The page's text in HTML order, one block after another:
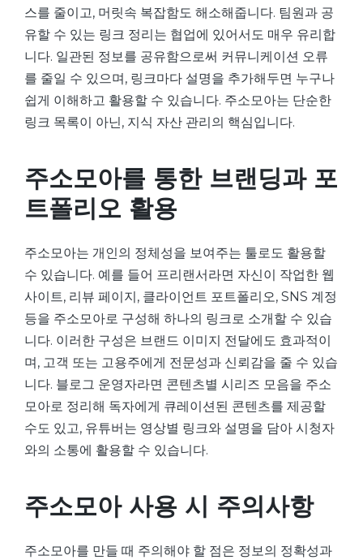
스를 줄이고, 머릿속 복잡함도 해소해줍니다. 팀원과 공
유할 수 있는 링크 정리는 협업에 있어서도 매우 유리합
니다. 일관된 정보를 공유함으로써 커뮤니케이션 오류
를 줄일 수 있으며, 링크마다 설명을 추가해두면 누구나
쉽게 이해하고 활용할 수 있습니다. 주소모아는 단순한
링크 목록이 아닌, 지식 자산 관리의 핵심입니다.
주소모아를 통한 브랜딩과 포
트폴리오 활용
주소모아는 개인의 정체성을 보여주는 툴로도 활용할
수 있습니다. 예를 들어 프리랜서라면 자신이 작업한 웹
사이트, 리뷰 페이지, 클라이언트 포트폴리오, SNS 계정
등을 주소모아로 구성해 하나의 링크로 소개할 수 있습
니다. 이러한 구성은 브랜드 이미지 전달에도 효과적이
며, 고객 또는 고용주에게 전문성과 신뢰감을 줄 수 있습
니다. 블로그 운영자라면 콘텐츠별 시리즈 모음을 주소
모아로 정리해 독자에게 큐레이션된 콘텐츠를 제공할
수도 있고, 유튜버는 영상별 링크와 설명을 담아 시청자
와의 소통에 활용할 수 있습니다.
주소모아 사용 시 주의사항
주소모아를 만들 때 주의해야 할 점은 정보의 정확성과